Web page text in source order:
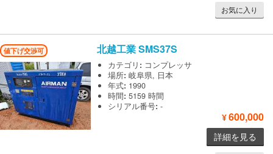
お気に入り
値下げ交渉可 北越工業SMS37S
カテゴリ : コンプレッサ
場所:岐阜県, 日本
年式: 1990
時間:5159 時間
シリアル番号:-
¥600,000
詳細を見る